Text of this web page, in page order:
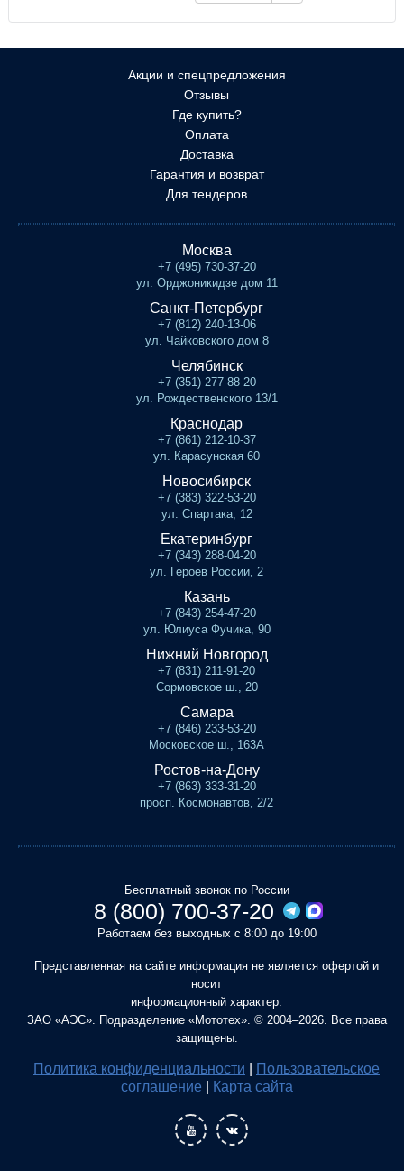
Акции и спецпредложения
Отзывы
Где купить?
Оплата
Доставка
Гарантия и возврат
Для тендеров
Москва
+7 (495) 730-37-20
ул. Орджоникидзе дом 11
Санкт-Петербург
+7 (812) 240-13-06
ул. Чайковского дом 8
Челябинск
+7 (351) 277-88-20
ул. Рождественского 13/1
Краснодар
+7 (861) 212-10-37
ул. Карасунская 60
Новосибирск
+7 (383) 322-53-20
ул. Спартака, 12
Екатеринбург
+7 (343) 288-04-20
ул. Героев России, 2
Казань
+7 (843) 254-47-20
ул. Юлиуса Фучика, 90
Нижний Новгород
+7 (831) 211-91-20
Сормовское ш., 20
Самара
+7 (846) 233-53-20
Московское ш., 163А
Ростов-на-Дону
+7 (863) 333-31-20
просп. Космонавтов, 2/2
Бесплатный звонок по России
8 (800) 700-37-20
Работаем без выходных с 8:00 до 19:00
Представленная на сайте информация не является офертой и
носит
информационный характер.
ЗАО «АЭС». Подразделение «Мототех». © 2004–2026. Все права
защищены.
Политика конфиденциальности
Пользовательское
соглашение
Карта сайта